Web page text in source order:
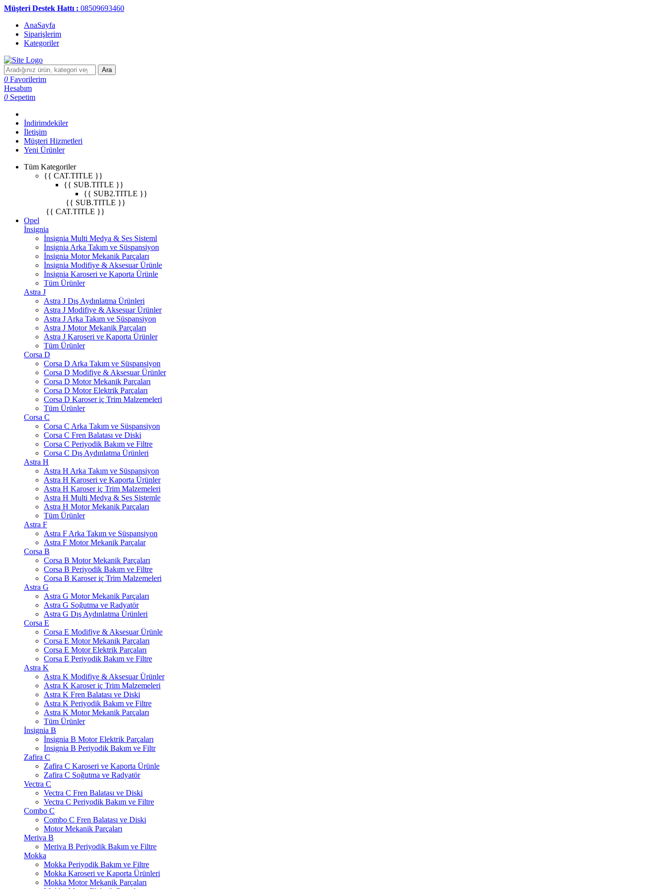
Müşteri Destek Hattı : 08509693460
AnaSayfa
Siparişlerim
Kategoriler
Ara
0 Favorilerim
Hesabım
0 Sepetim
İndirimdekiler
İletişim
Müşteri Hizmetleri
Yeni Ürünler
Tüm Kategoriler
{{ CAT.TITLE }}
{{ SUB.TITLE }}
{{ SUB2.TITLE }}
{{ SUB.TITLE }}
{{ CAT.TITLE }}
Opel
İnsignia
İnsignia Multi Medya & Ses Sisteml
İnsignia Arka Takım ve Süspansiyon
İnsignia Motor Mekanik Parçaları
İnsignia Modifiye & Aksesuar Ürünle
İnsignia Karoseri ve Kaporta Ürünle
Tüm Ürünler
Astra J
Astra J Dış Aydınlatma Ürünleri
Astra J Modifiye & Aksesuar Ürünler
Astra J Arka Takım ve Süspansiyon
Astra J Motor Mekanik Parçaları
Astra J Karoseri ve Kaporta Ürünler
Tüm Ürünler
Corsa D
Corsa D Arka Takım ve Süspansiyon
Corsa D Modifiye & Aksesuar Ürünler
Corsa D Motor Mekanik Parçaları
Corsa D Motor Elektrik Parçaları
Corsa D Karoser iç Trim Malzemeleri
Tüm Ürünler
Corsa C
Corsa C Arka Takım ve Süspansiyon
Corsa C Fren Balatası ve Diski
Corsa C Periyodik Bakım ve Filtre
Corsa C Dış Aydınlatma Ürünleri
Astra H
Astra H Arka Takım ve Süspansiyon
Astra H Karoseri ve Kaporta Ürünler
Astra H Karoser iç Trim Malzemeleri
Astra H Multi Medya & Ses Sistemle
Astra H Motor Mekanik Parçaları
Tüm Ürünler
Astra F
Astra F Arka Takım ve Süspansiyon
Astra F Motor Mekanik Parçalar
Corsa B
Corsa B Motor Mekanik Parçaları
Corsa B Periyodik Bakım ve Filtre
Corsa B Karoser iç Trim Malzemeleri
Astra G
Astra G Motor Mekanik Parçaları
Astra G Soğutma ve Radyatör
Astra G Dış Aydınlatma Ürünleri
Corsa E
Corsa E Modifiye & Aksesuar Ürünle
Corsa E Motor Mekanik Parçaları
Corsa E Motor Elektrik Parçaları
Corsa E Periyodik Bakım ve Filtre
Astra K
Astra K Modifiye & Aksesuar Ürünler
Astra K Karoser iç Trim Malzemeleri
Astra K Fren Balatası ve Diski
Astra K Periyodik Bakım ve Filtre
Astra K Motor Mekanik Parçaları
Tüm Ürünler
İnsignia B
İnsignia B Motor Elektrik Parçaları
İnsignia B Periyodik Bakım ve Filtr
Zafira C
Zafira C Karoseri ve Kaporta Ürünle
Zafira C Soğutma ve Radyatör
Vectra C
Vectra C Fren Balatası ve Diski
Vectra C Periyodik Bakım ve Filtre
Combo C
Combo C Fren Balatası ve Diski
Motor Mekanik Parçaları
Meriva B
Meriva B Periyodik Bakım ve Filtre
Mokka
Mokka Periyodik Bakım ve Filtre
Mokka Karoseri ve Kaporta Ürünleri
Mokka Motor Mekanik Parçaları